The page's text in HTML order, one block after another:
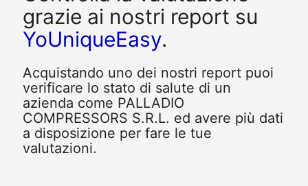
grazie ai nostri report su
YoUniqueEasy.
Acquistando uno dei nostri report puoi
verificare lo stato di salute di un
azienda come PALLADIO
COMPRESSORS S.R.L. ed avere più dati
a disposizione per fare le tue
valutazioni.